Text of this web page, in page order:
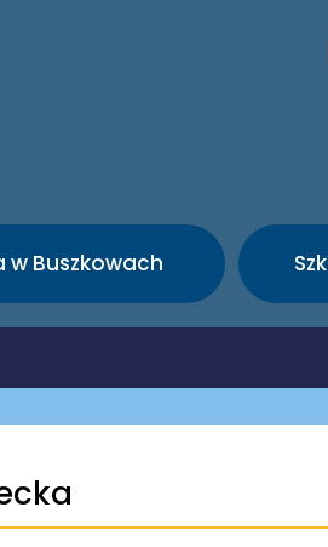
w Buszkowach